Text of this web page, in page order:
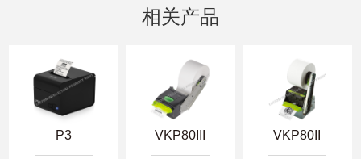
相关产品
P3 VKP80III VKP80II